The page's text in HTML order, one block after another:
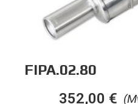
FIPA.02.80
352,00 €